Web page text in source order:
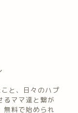
と、日々のハプ
るママ達と繋が
無料で始められ